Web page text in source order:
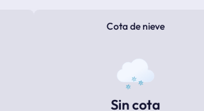
Cota de nieve
Sin cota